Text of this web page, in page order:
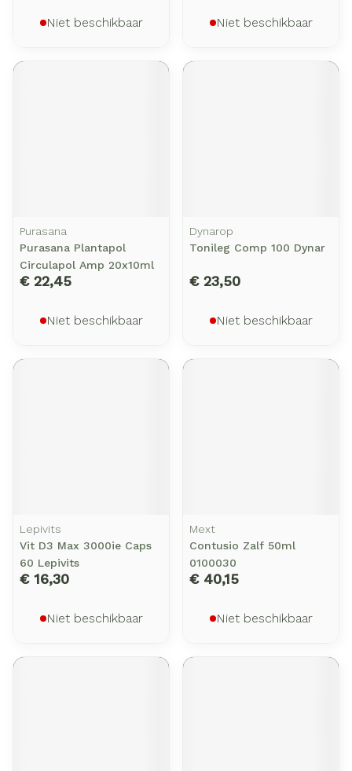
Niet beschikbaar Niet beschikbaar
Purasana
Purasana Plantapol
Circulapol Amp 20x10ml
€ 22,45
Niet beschikbaar
Dynarop
Tonileg Comp 100 Dynar
€ 23,50
Niet beschikbaar
Lepivits
Vit D3 Max 3000ie Caps
60 Lepivits
€ 16,30
Niet beschikbaar
Mext
Contusio Zalf 50ml
0100030
€ 40,15
Niet beschikbaar